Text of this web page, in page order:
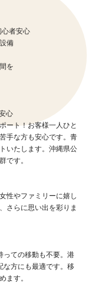
者安心
備
を
心
ート！お客様一人ひと
手な方も安心です。青
いたします。沖縄県公
です。
性やファミリーに嬉し
さらに思い出を彩りま
っての移動も不要。港
な方にも最適です。移
ます。